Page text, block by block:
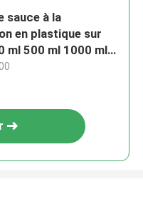
sauce à la
en plastique sur
ml 500 ml 1000 ml